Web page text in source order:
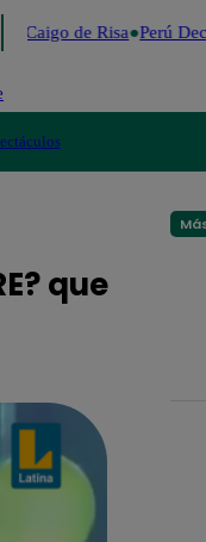
Caigo de Risa Perú
que